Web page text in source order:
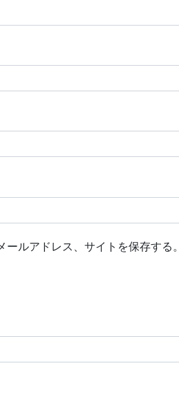
ルアドレス、サイトを保存する。